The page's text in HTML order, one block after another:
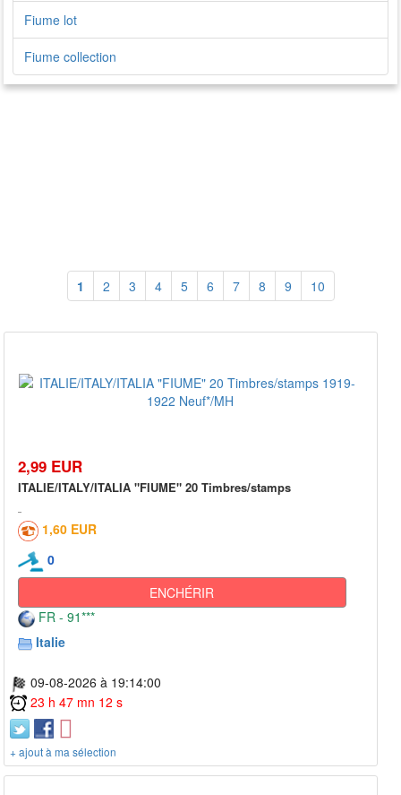
Fiume lot
Fiume collection
1 2 3 4 5 6 7 8 9 10
2,99 EUR
ITALIE/ITALY/ITALIA "FIUME" 20 Timbres/stamps
1,60 EUR
0
ENCHÉRIR
FR - 91***
Italie
09-08-2026 à 19:14:00
23 h 47 mn 12 s
+ ajout à ma sélection